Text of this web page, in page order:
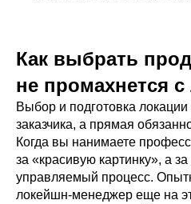
Как выбрать
не промахнется с
Выбор и подготовка
заказчика, а прямая
Когда вы нанимаете
за «красивую картинку», а
управляемый процесс.
локейшн-менеджер еще на